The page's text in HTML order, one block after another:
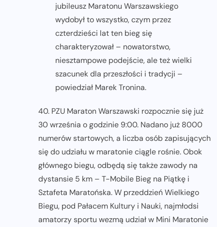
jubileusz Maratonu Warszawskiego
wydobył to wszystko, czym przez
czterdzieści lat ten bieg się
charakteryzował – nowatorstwo,
niesztampowe podejście, ale też wielki
szacunek dla przeszłości i tradycji –
powiedział Marek Tronina.
40. PZU Maraton Warszawski rozpocznie się już
30 września o godzinie 9:00. Nadano już 8000
numerów startowych, a liczba osób zapisujących
się do udziału w maratonie ciągle rośnie. Obok
głównego biegu, odbędą się także zawody na
dystansie 5 km – T-Mobile Bieg na Piątkę i
Sztafeta Maratońska. W przeddzień Wielkiego
Biegu, pod Pałacem Kultury i Nauki, najmłodsi
amatorzy sportu wezmą udział w Mini Maratonie